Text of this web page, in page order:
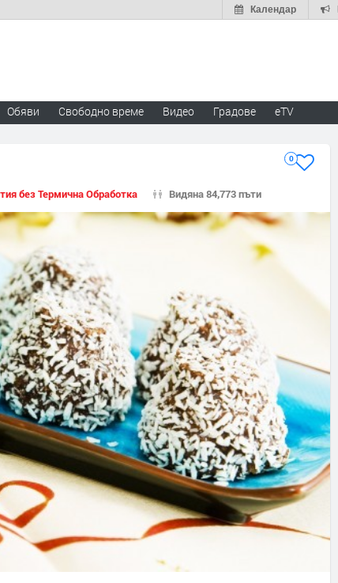
Календар
Обяви Свободно време Видео Градове eTV
0
без Термична Обработка Видяна 84,773 пъти